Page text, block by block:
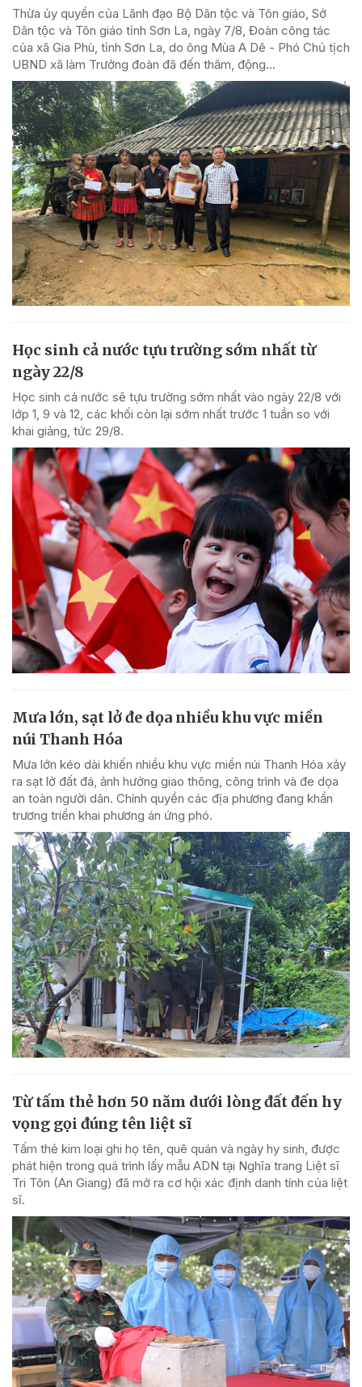
Thừa ủy quyền của Lãnh đạo Bộ Dân tộc và Tôn giáo, Sở
Dân tộc và Tôn giáo tỉnh Sơn La, ngày 7/8, Đoàn công tác
của xã Gia Phù, tỉnh Sơn La, do ông Mùa A Dê - Phó Chủ tịch
UBND xã làm Trưởng đoàn đã đến thăm, động...
Học sinh cả nước tựu trường sớm nhất từ
ngày 22/8
Học sinh cả nước sẽ tựu trường sớm nhất vào ngày 22/8 với
lớp 1, 9 và 12, các khối còn lại sớm nhất trước 1 tuần so với
khai giảng, tức 29/8.
Mưa lớn, sạt lở đe dọa nhiều khu vực miền
núi Thanh Hóa
Mưa lớn kéo dài khiến nhiều khu vực miền núi Thanh Hóa xảy
ra sạt lở đất đá, ảnh hưởng giao thông, công trình và đe dọa
an toàn người dân. Chính quyền các địa phương đang khẩn
trương triển khai phương án ứng phó.
Từ tấm thẻ hơn 50 năm dưới lòng đất đến hy
vọng gọi đúng tên liệt sĩ
Tấm thẻ kim loại ghi họ tên, quê quán và ngày hy sinh, được
phát hiện trong quá trình lấy mẫu ADN tại Nghĩa trang Liệt sĩ
Tri Tôn (An Giang) đã mở ra cơ hội xác định danh tính của liệt
sĩ.